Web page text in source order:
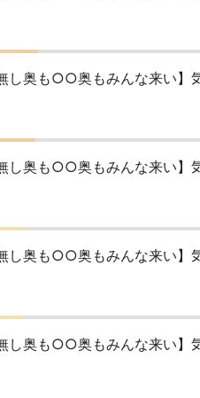
無し奥も○○奥もみんな来い】
無し奥も○○奥もみんな来い】
無し奥も○○奥もみんな来い】
無し奥も○○奥もみんな来い】